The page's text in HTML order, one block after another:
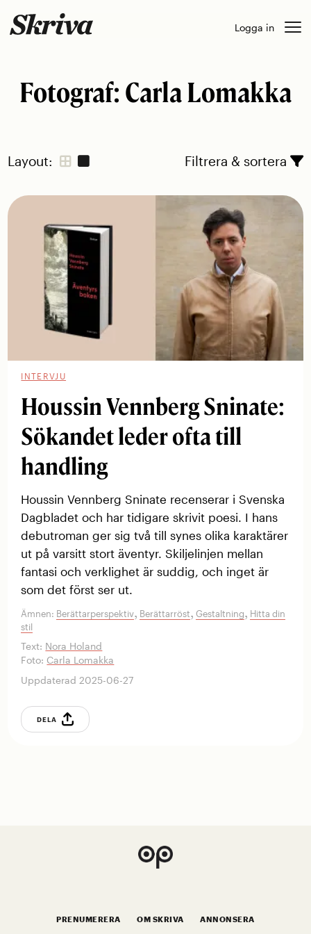
to
Logga in
Fotograf:Carla Lomakka
Layout: Filtrera & sortera
INTERVJU
Houssin Vennberg Sninate:
Sökandet leder ofta till
handling
Houssin Vennberg Sninate recenserar i Svenska
Dagbladet och har tidigare skrivit poesi. I hans
debutroman ger sig två till synes olika karaktärer
ut på varsitt stort äventyr. Skiljelinjen mellan
fantasi och verklighet är suddig, och inget är
som det först ser ut.
Ämnen: Berättarperspektiv, Berättarröst,Gestaltning, Hitta din
stil
Text: Nora Holand
Foto: Carla Lomakka
Uppdaterad 2025-06-27
DELA
PRENUMERERA OM SKRIVA ANNONSERA